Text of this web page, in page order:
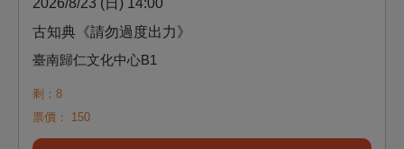
2026/8/23 (日) 14:00
古知典《請勿過度出力》
臺南歸仁文化中心B1
剩：8
票價：
150